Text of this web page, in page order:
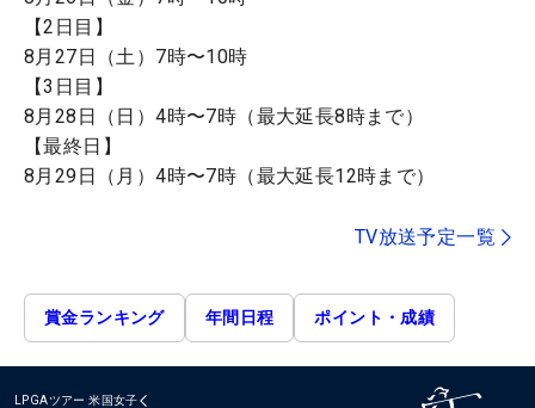
【2日目】
8月27日（土）7時〜10時
【3日目】
8月28日（日）4時〜7時（最大延長8時まで）
【最終日】
8月29日（月）4時〜7時（最大延長12時まで）
TV放送予定一覧
賞金ランキング 年間日程 ポイント・成績
LPGAツアー 米国女子